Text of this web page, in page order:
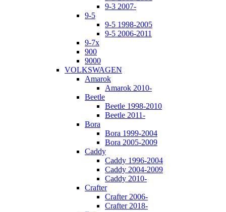
9-3 2007-
9-5
9-5 1998-2005
9-5 2006-2011
9-7x
900
9000
VOLKSWAGEN
Amarok
Amarok 2010-
Beetle
Beetle 1998-2010
Beetle 2011-
Bora
Bora 1999-2004
Bora 2005-2009
Caddy
Caddy 1996-2004
Caddy 2004-2009
Caddy 2010-
Crafter
Crafter 2006-
Crafter 2018-